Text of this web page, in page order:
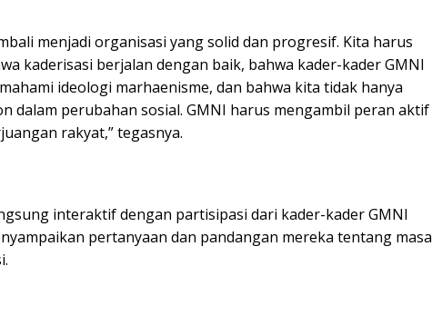
menjadi organisasi yang solid dan progresif. Kita harus
kaderisasi berjalan dengan baik, bahwa kader-kader GMNI
ideologi marhaenisme, dan bahwa kita tidak hanya
dalam perubahan sosial. GMNI harus mengambil peran aktif
rakyat,” tegasnya.
interaktif dengan partisipasi dari kader-kader GMNI
pertanyaan dan pandangan mereka tentang masa